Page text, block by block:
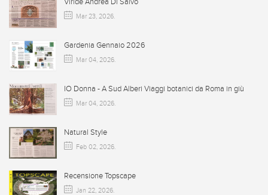
Vìride Andrea Di Salvo
Mar 23, 2026.
Gardenia Gennaio 2026
Mar 04, 2026.
IO Donna - A Sud Alberi Viaggi botanici da Roma in giù
Mar 04, 2026.
Natural Style
Feb 02, 2026.
Recensione Topscape
Jan 22, 2026.